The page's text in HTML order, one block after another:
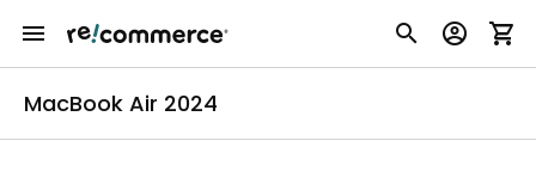
MacBook Air 2024